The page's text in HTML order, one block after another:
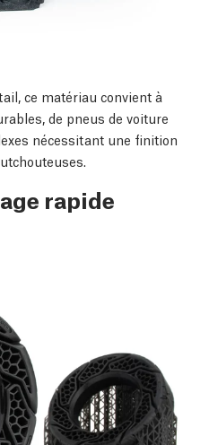
ce matériau convient à
de pneus de voiture
nécessitant une finition
rapide